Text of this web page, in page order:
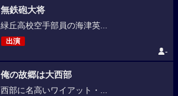
無鉄砲大将
緑丘高校空手部員の海津英...
出演
-
俺の故郷は大西部
西部に名高いワイアット・...